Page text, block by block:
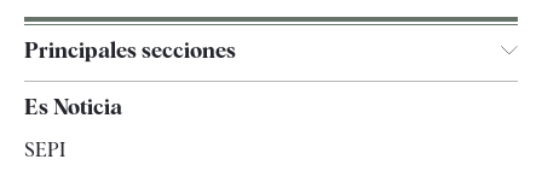
Principales secciones
España
Es Noticia
SEPI